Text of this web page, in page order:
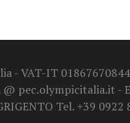
- VAT-IT
pec.olympicitalia.it -
Tel. +39